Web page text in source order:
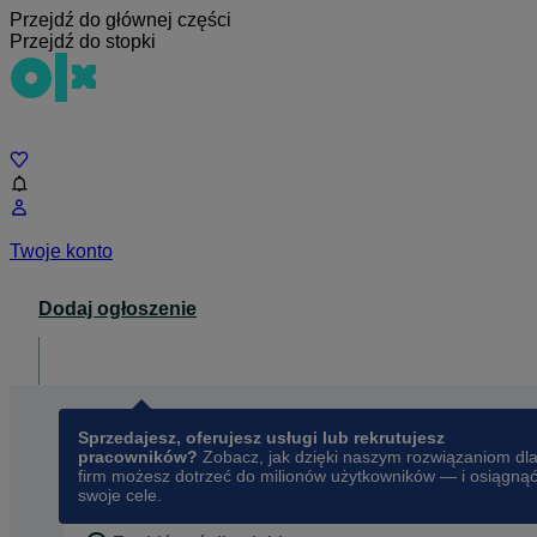
Przejdź do głównej części
Przejdź do stopki
Twoje konto
Dodaj ogłoszenie
Sprzedajesz, oferujesz usługi lub rekrutujesz
pracowników? Zobacz, jak dzięki naszym rozwiązaniom dla
firm możesz dotrzeć do milionów użytkowników — i osiągnąć
swoje cele.